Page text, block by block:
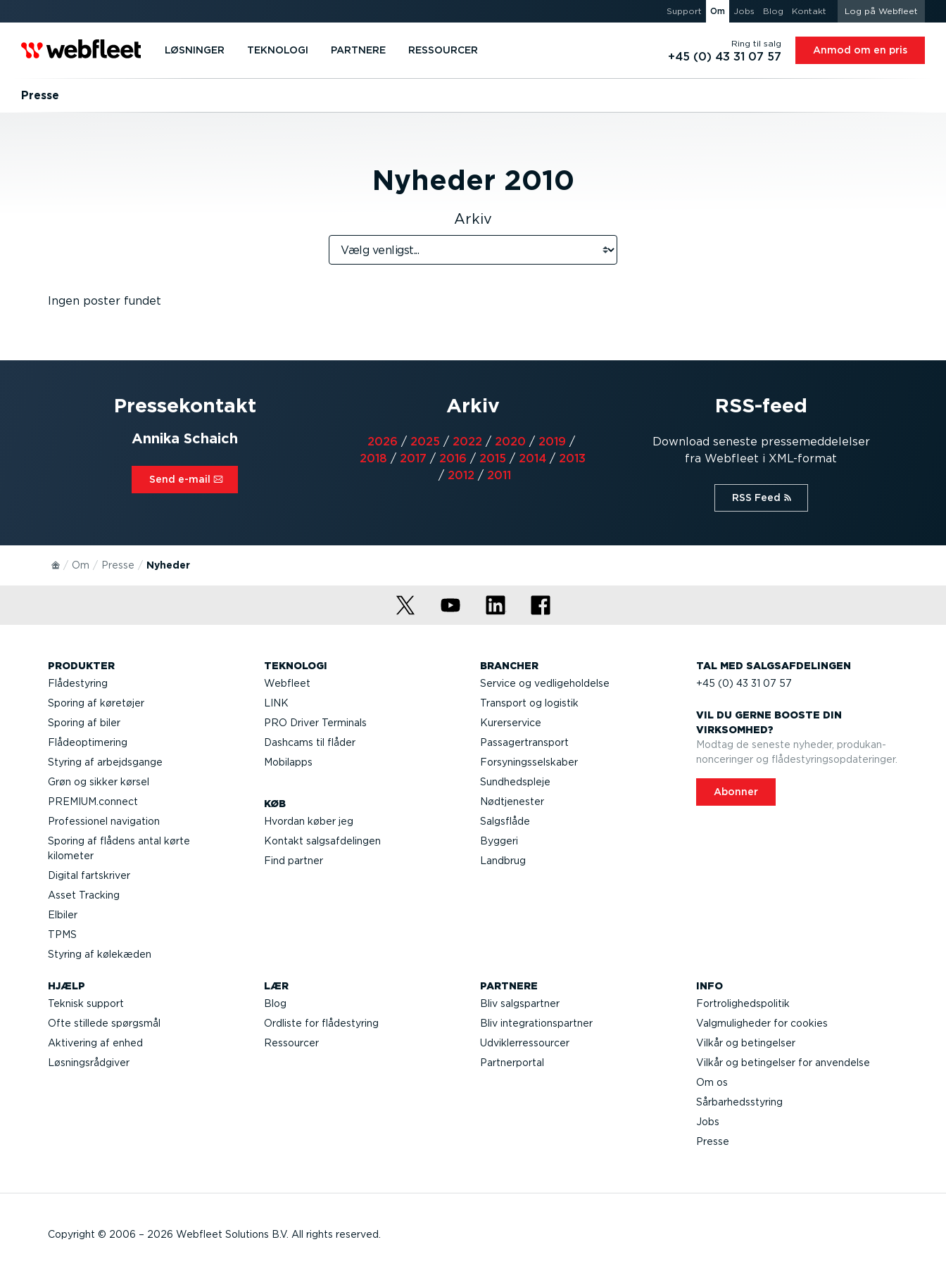
Support Om Jobs Blog Kontakt Log på Webfleet
LØSNINGER TEKNOLOGI PARTNERE RESSOURCER
Ring til salg
+45 (0) 43 31 07 57 Anmod om en pris
Presse
Nyheder 2010
Arkiv
Ingen poster fundet
Presse­kontakt
Annika Schaich
Send e-mail⁠
Arkiv
2026 / 2025 / 2022 / 2020 / 2019 /
2018 / 2017 / 2016 / 2015 / 2014 / 2013
/ 2012 / 2011
RSS-feed
Download seneste presse­med­del­elser
fra Webfleet i XML-format
RSS Feed⁠
Om Presse Nyheder
PRODUKTER
Flådestyring
Sporing af køretøjer
Sporing af biler
Flåde­op­ti­mering
Styring af arbejds­gange
Grøn og sikker kørsel
PREMIUM.connect
Profes­sionel navigation
Sporing af flådens antal kørte
kilometer
Digital fartskriver
Asset Tracking
Elbiler
TPMS
Styring af kølekæden
TEKNOLOGI
Webfleet
LINK
PRO Driver Terminals
Dashcams til flåder
Mobilapps
KØB
Hvordan køber jeg
Kontakt salgs­af­de­lingen
Find partner
BRANCHER
Service og vedli­ge­hol­delse
Transport og logistik
Kurer­service
Passa­ger­transport
Forsy­nings­sel­skaber
Sundheds­pleje
Nødtje­nester
Salgsflåde
Byggeri
Landbrug
TAL MED SALGS­AF­DE­LINGEN
+45 (0) 43 31 07 57
VIL DU GERNE BOOSTE DIN
VIRKSOMHED?
Modtag de seneste nyheder, produkan­
non­ce­ringer og flådesty­rings­op­da­te­ringer.
Abonner
HJÆLP
Teknisk support
Ofte stillede spørgsmål
Aktivering af enhed
Løsnings­rå­d­giver
LÆR
Blog
Ordliste for flådestyring
Ressourcer
PARTNERE
Bliv salgs­partner
Bliv integra­tions­partner
Udvik­lerre­s­sourcer
Partner­portal
INFO
Fortro­lig­heds­po­litik
Valgmu­lig­heder for cookies
Vilkår og betingelser
Vilkår og betingelser for anvendelse
Om os
Sårbar­heds­styring
Jobs
Presse
Copyright © 2006 – 2026 Webfleet Solutions B.V. All rights reserved.